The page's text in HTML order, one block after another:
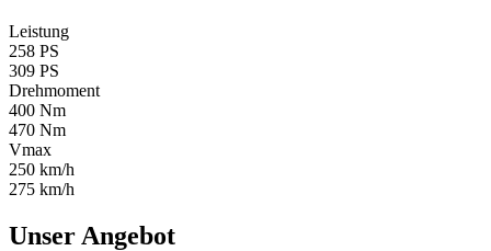
Leistung
258 PS
309 PS
Drehmoment
400 Nm
470 Nm
Vmax
250 km/h
275 km/h
Unser Angebot